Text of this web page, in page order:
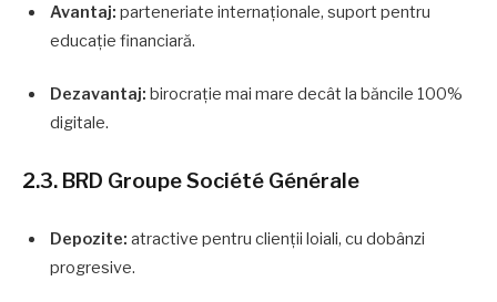
Avantaj: parteneriate internaționale, suport pentru
educație financiară.
Dezavantaj: birocrație mai mare decât la băncile 100%
digitale.
2.3. BRD Groupe Société Générale
Depozite: atractive pentru clienții loiali, cu dobânzi
progresive.